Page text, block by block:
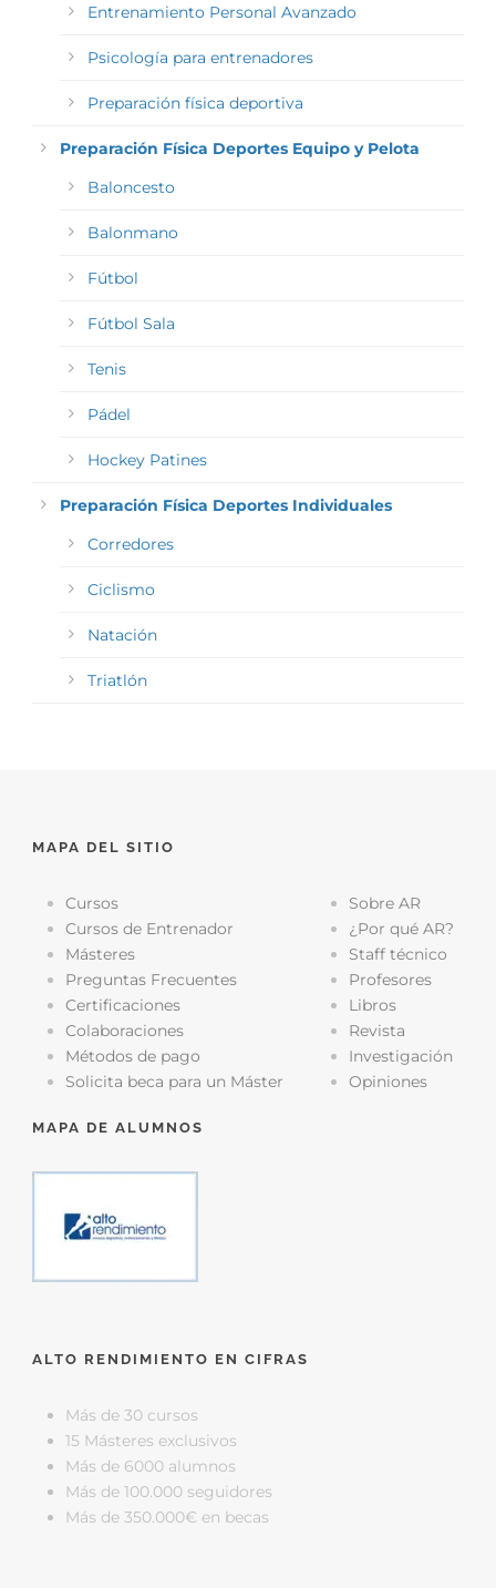
Entrenamiento Personal Avanzado
Psicología para entrenadores
Preparación física deportiva
Preparación Física Deportes Equipo y Pelota
Baloncesto
Balonmano
Fútbol
Fútbol Sala
Tenis
Pádel
Hockey Patines
Preparación Física Deportes Individuales
Corredores
Ciclismo
Natación
Triatlón
MAPA DEL SITIO
Cursos
Cursos de Entrenador
Másteres
Preguntas Frecuentes
Certificaciones
Colaboraciones
Métodos de pago
Solicita beca para un Máster
Sobre AR
¿Por qué AR?
Staff técnico
Profesores
Libros
Revista
Investigación
Opiniones
MAPA DE ALUMNOS
ALTO RENDIMIENTO EN CIFRAS
Más de 30 cursos
15 Másteres exclusivos
Más de 6000 alumnos
Más de 100.000 seguidores
Más de 350.000€ en becas